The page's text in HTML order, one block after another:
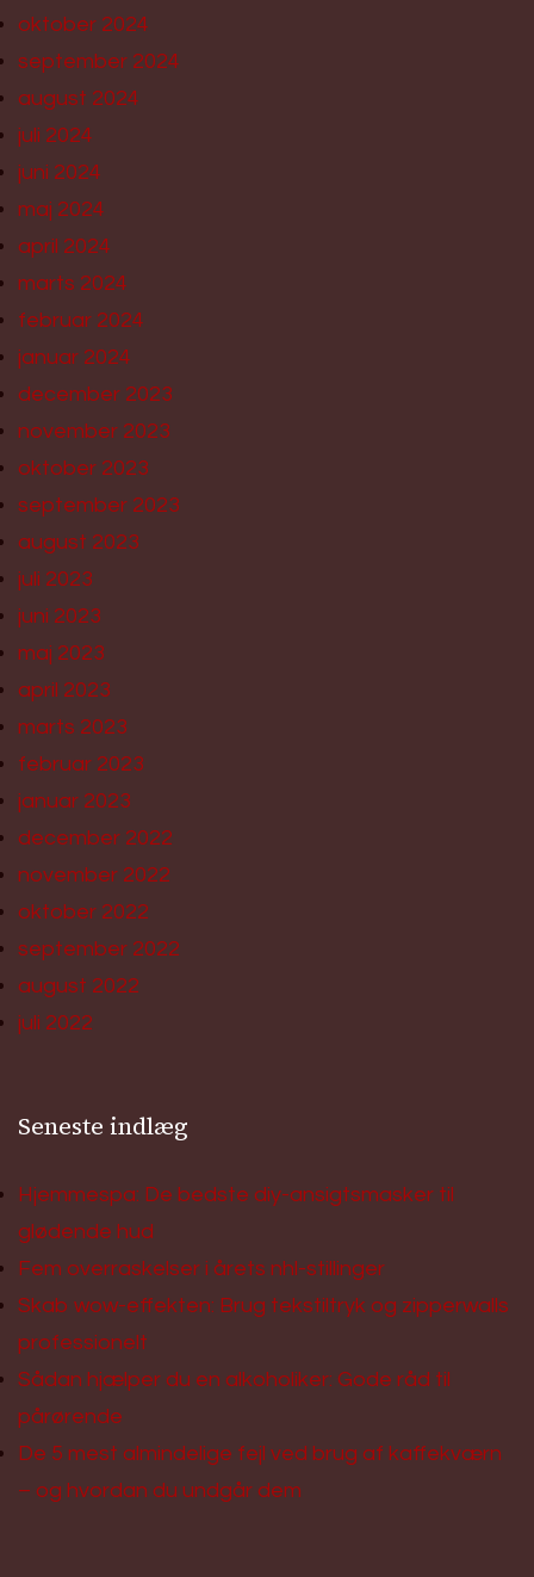
oktober 2024
september 2024
august 2024
juli 2024
juni 2024
maj 2024
april 2024
marts 2024
februar 2024
januar 2024
december 2023
november 2023
oktober 2023
september 2023
august 2023
juli 2023
juni 2023
maj 2023
april 2023
marts 2023
februar 2023
januar 2023
december 2022
november 2022
oktober 2022
september 2022
august 2022
juli 2022
Seneste indlæg
Hjemmespa: De bedste diy-ansigtsmasker til
glødende hud
Fem overraskelser i årets nhl-stillinger
Skab wow-effekten: Brug tekstiltryk og zipperwalls
professionelt
Sådan hjælper du en alkoholiker: Gode råd til
pårørende
De 5 mest almindelige fejl ved brug af kaffekværn
– og hvordan du undgår dem